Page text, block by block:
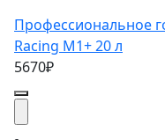
Профессиональное
Racing М1+ 20 л
5670₽